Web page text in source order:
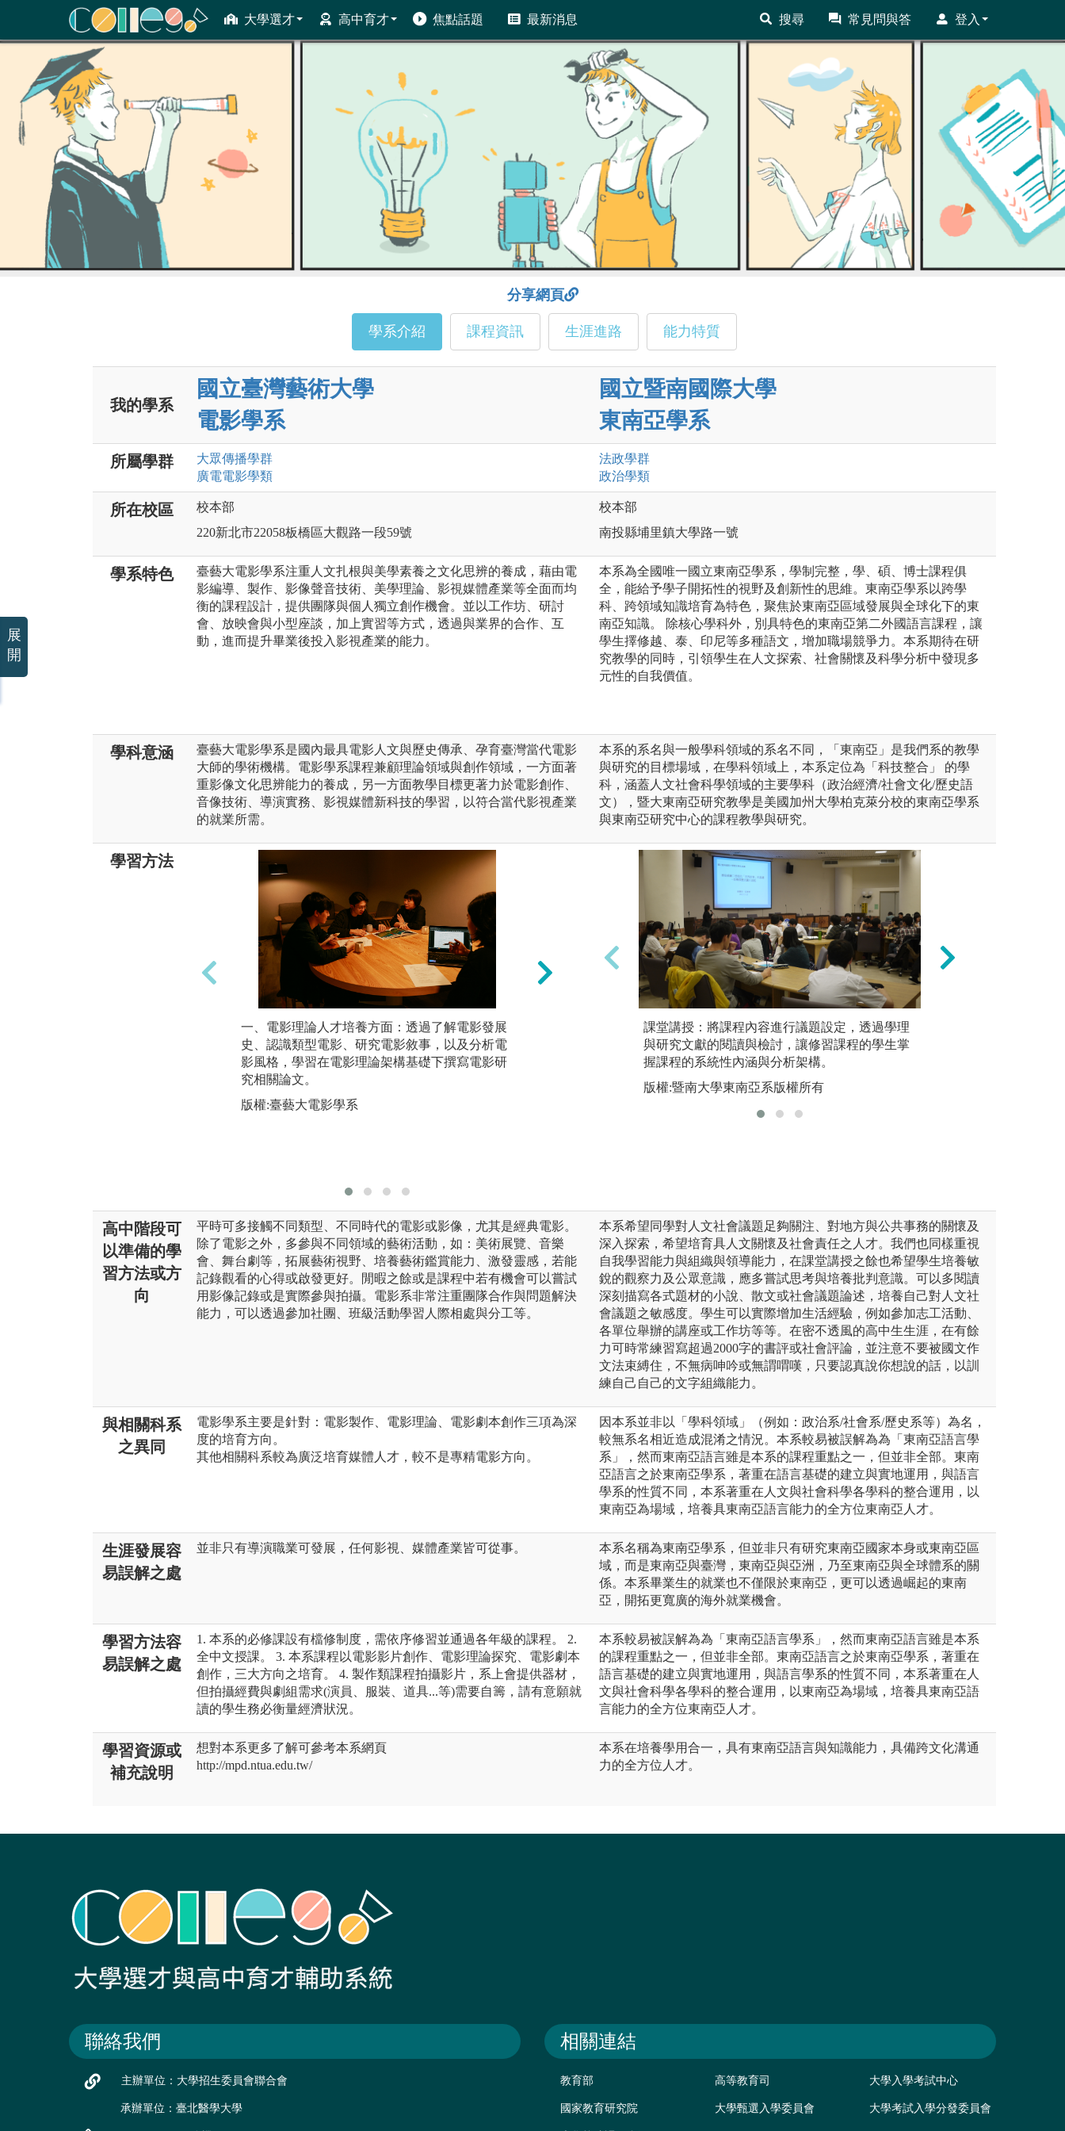
大學選才 高中育才 焦點話題 最新消息 搜尋 常見問與答 登入
ColleGo! 大學選才與高中育才輔助系統
分享網頁
學系介紹 課程資訊 生涯進路 能力特質
我的學系
國立臺灣藝術大學
電影學系
國立暨南國際大學
東南亞學系
所屬學群 大眾傳播學群
廣電電影學類
法政學群
政治學類
所在校區
校本部
220新北市22058板橋區大觀路一段59號
校本部
南投縣埔里鎮大學路一號
學系特色
臺藝大電影學系注重人文扎根與美學素養之文化思辨的養成，藉由電
影編導、製作、影像聲音技術、美學理論、影視媒體產業等全面而均
衡的課程設計，提供團隊與個人獨立創作機會。並以工作坊、研討
會、放映會與小型座談，加上實習等方式，透過與業界的合作、互
動，進而提升畢業後投入影視產業的能力。
本系為全國唯一國立東南亞學系，學制完整，學、碩、博士課程俱
全，能給予學子開拓性的視野及創新性的思維。東南亞學系以跨學
科、跨領域知識培育為特色，聚焦於東南亞區域發展與全球化下的東
南亞知識。 除核心學科外，別具特色的東南亞第二外國語言課程，讓
學生擇修越、泰、印尼等多種語文，增加職場競爭力。本系期待在研
究教學的同時，引領學生在人文探索、社會關懷及科學分析中發現多
元性的自我價值。
學科意涵
臺藝大電影學系是國內最具電影人文與歷史傳承、孕育臺灣當代電影
大師的學術機構。電影學系課程兼顧理論領域與創作領域，一方面著
重影像文化思辨能⼒的養成，另一方面教學目標更著力於電影創作、
⾳像技術、導演實務、影視媒體新科技的學習，以符合當代影視產業
的就業所需。
本系的系名與一般學科領域的系名不同，「東南亞」是我們系的教學
與研究的目標場域，在學科領域上，本系定位為「科技整合」 的學
科，涵蓋人文社會科學領域的主要學科（政治經濟/社會文化/歷史語
文），暨大東南亞研究教學是美國加州大學柏克萊分校的東南亞學系
與東南亞研究中心的課程教學與研究。
學習方法
一、電影理論人才培養方面：透過了解電影發展
史、認識類型電影、研究電影敘事，以及分析電
影風格，學習在電影理論架構基礎下撰寫電影研
究相關論文。
版權:臺藝大電影學系
二、電影製作人才培養方面：包含導演、製片、
美術等。透過了解劇情片的電影敘事手法與脈
絡，學習導演方法並從實際的製作流程中，熟悉
各個專業職位。另外透過紀錄片研究與賞析，使
同學關注社會議題。學習撰寫企劃書、田野調查
後，完成紀錄片的製作流程。
課堂講授：將課程內容進行議題設定，透過學理
與研究文獻的閱讀與檢討，讓修習課程的學生掌
握課程的系統性內涵與分析架構。
版權:暨南大學東南亞系版權所有
高中階段可
以準備的學
習方法或方
向
平時可多接觸不同類型、不同時代的電影或影像，尤其是經典電影。
除了電影之外，多參與不同領域的藝術活動，如：美術展覽、音樂
會、舞台劇等，拓展藝術視野、培養藝術鑑賞能力、激發靈感，若能
記錄觀看的心得或啟發更好。閒暇之餘或是課程中若有機會可以嘗試
用影像記錄或是實際參與拍攝。電影系非常注重團隊合作與問題解決
能力，可以透過參加社團、班級活動學習人際相處與分工等。
本系希望同學對人文社會議題足夠關注、對地方與公共事務的關懷及
深入探索，希望培育具人文關懷及社會責任之人才。我們也同樣重視
自我學習能力與組織與領導能力，在課堂講授之餘也希望學生培養敏
銳的觀察力及公眾意識，應多嘗試思考與培養批判意識。可以多閱讀
深刻描寫各式題材的小說、散文或社會議題論述，培養自己對人文社
會議題之敏感度。學生可以實際增加生活經驗，例如參加志工活動、
各單位舉辦的講座或工作坊等等。在密不透風的高中生生涯，在有餘
力可時常練習寫超過2000字的書評或社會評論，並注意不要被國文作
文法束縛住，不無病呻吟或無謂喟嘆，只要認真說你想說的話，以訓
練自己自己的文字組織能力。
與相關科系
之異同
電影學系主要是針對：電影製作、電影理論、電影劇本創作三項為深
度的培育方向。
其他相關科系較為廣泛培育媒體人才，較不是專精電影方向。
因本系並非以「學科領域」（例如：政治系/社會系/歷史系等）為名，
較無系名相近造成混淆之情況。本系較易被誤解為為「東南亞語言學
系」，然而東南亞語言雖是本系的課程重點之一，但並非全部。東南
亞語言之於東南亞學系，著重在語言基礎的建立與實地運用，與語言
學系的性質不同，本系著重在人文與社會科學各學科的整合運用，以
東南亞為場域，培養具東南亞語言能力的全方位東南亞人才。
生涯發展容
易誤解之處
並非只有導演職業可發展，任何影視、媒體產業皆可從事。
本系名稱為東南亞學系，但並非只有研究東南亞國家本身或東南亞區
域，而是東南亞與臺灣，東南亞與亞洲，乃至東南亞與全球體系的關
係。本系畢業生的就業也不僅限於東南亞，更可以透過崛起的東南
亞，開拓更寬廣的海外就業機會。
學習方法容
易誤解之處
1. 本系的必修課設有檔修制度，需依序修習並通過各年級的課程。 2.
全中文授課。 3. 本系課程以電影影片創作、電影理論探究、電影劇本
創作，三大方向之培育。 4. 製作類課程拍攝影片，系上會提供器材，
但拍攝經費與劇組需求(演員、服裝、道具...等)需要自籌，請有意願就
讀的學生務必衡量經濟狀況。
本系較易被誤解為為「東南亞語言學系」，然而東南亞語言雖是本系
的課程重點之一，但並非全部。東南亞語言之於東南亞學系，著重在
語言基礎的建立與實地運用，與語言學系的性質不同，本系著重在人
文與社會科學各學科的整合運用，以東南亞為場域，培養具東南亞語
言能力的全方位東南亞人才。
學習資源或
補充說明
想對本系更多了解可參考本系網頁
http://mpd.ntua.edu.tw/
本系在培養學用合一，具有東南亞語言與知識能力，具備跨文化溝通
力的全方位人才。
聯絡我們
主辦單位：大學招生委員會聯合會
承辦單位：臺北醫學大學
相關連結
教育部 高等教育司 大學入學考試中心
國家教育研究院 大學甄選入學委員會 大學考試入學分發委員會
展
開